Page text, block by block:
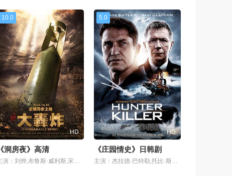
10.0
HD
《洞房夜》高清
主演：刘烨,布鲁斯·威利斯,宋承宪,陈伟霆,范伟,马苏,车永莉,吴刚,冯远征,张钧甯,耿乐,谢霆锋,范冰冰,陈道明,艾德里安·布洛迪,雷佳,涩谷天马,张帆,任达华,吕
5.0
HD
《庄园情史》日韩剧
主演：杰拉德·巴特勒,托比·斯蒂芬斯,加里·奥德曼,科曼,琳达·卡德里尼,米哈伊尔高里沃,迈克尔·吉普森,邓普希·博弗尔,克里·约翰逊,亚当·詹姆斯,亨利·古德